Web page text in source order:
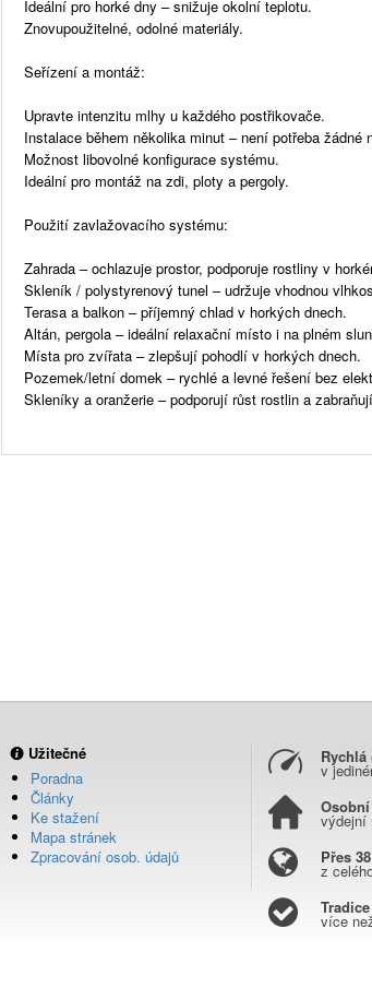
Ideální pro horké dny – snižuje okolní teplotu.
Znovupoužitelné, odolné materiály.
Seřízení a montáž:
Upravte intenzitu mlhy u každého postřikovače.
Instalace během několika minut – není potřeba žádné
Možnost libovolné konfigurace systému.
Ideální pro montáž na zdi, ploty a pergoly.
Použití zavlažovacího systému:
Zahrada – ochlazuje prostor, podporuje rostliny v
Skleník / polystyrenový tunel – udržuje vhodnou
Terasa a balkon – příjemný chlad v horkých dnech.
Altán, pergola – ideální relaxační místo i na plném
Místa pro zvířata – zlepšují pohodlí v horkých dnech.
Pozemek/letní domek – rychlé a levné řešení bez
Skleníky a oranžerie – podporují růst rostlin a
Užitečné
Poradna
Články
Ke stažení
Mapa stránek
Zpracování osob. údajů
Rychlá
v
výdejní
Přes
z
více